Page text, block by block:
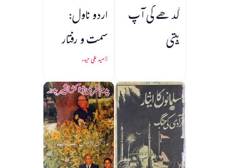
گدھے کی آپ
بیتی
اردو ناول:
سمت و رفتار
سید علی حیدر